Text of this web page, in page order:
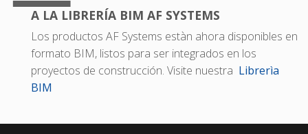
A LA LIBRERÍA BIM AF SYSTEMS
Los productos AF Systems estàn ahora disponibles en
formato BIM, listos para ser integrados en los
proyectos de construcción. Visite nuestra Librerìa
BIM